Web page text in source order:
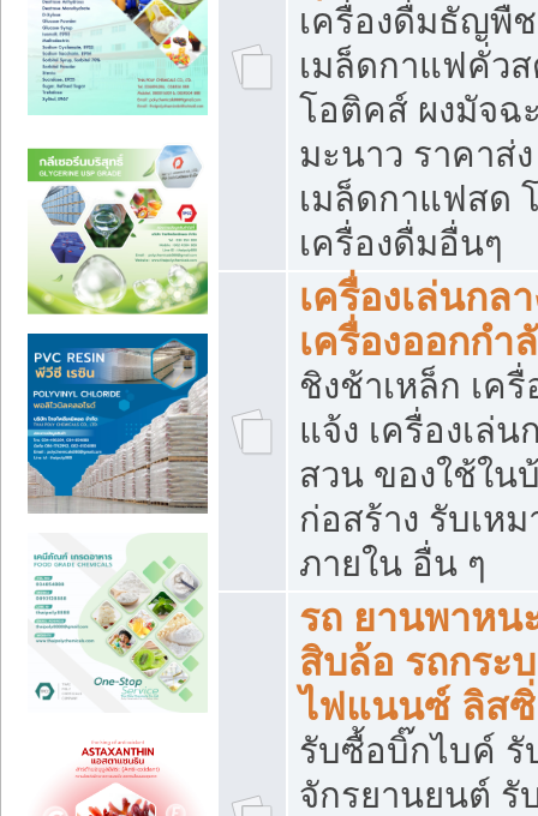
เครื่องดื่มธัญพื
เมล็ดกาแฟคั่ว
โอติคส์ ผงมัจฉ
มะนาว ราคาส่
เมล็ดกาแฟสด
เครื่องดื่มอื่นๆ
เครื่องเล่นกล
เครื่องออกกำ
ชิงช้าเหล็ก เค
แจ้ง เครื่องเล่น
สวน ของใช้ใน
ก่อสร้าง รับเห
ภายใน อื่น ๆ
รถ ยานพาหน
สิบล้อ รถกระ
ไฟแนนซ์ ลิส
รับซื้อบิ๊กไบค์
จักรยานยนต์ รั